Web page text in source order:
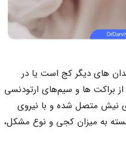
های دیگر کج است یا در
از براکت‌ ها و سیم‌های ارتودنسی
نیش متصل شده و با نیروی
به میزان کجی و نوع مشکل،